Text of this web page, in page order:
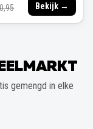
Bekijk →
gemengd in elke